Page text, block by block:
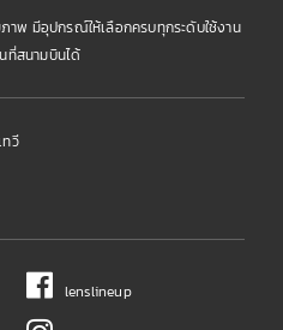
าพ มีอุปกรณ์ให้เลือกครบทุกระดับใช้งาน
ที่สนามบินได้
ทวี
lenslineup